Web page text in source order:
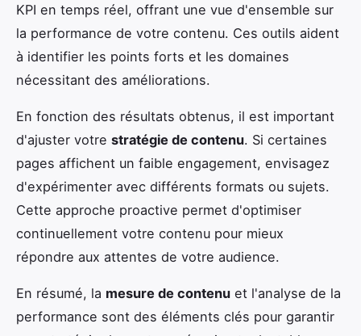
KPI en temps réel, offrant une vue d'ensemble sur
la performance de votre contenu. Ces outils aident
à identifier les points forts et les domaines
nécessitant des améliorations.
En fonction des résultats obtenus, il est important
d'ajuster votre stratégie de contenu. Si certaines
pages affichent un faible engagement, envisagez
d'expérimenter avec différents formats ou sujets.
Cette approche proactive permet d'optimiser
continuellement votre contenu pour mieux
répondre aux attentes de votre audience.
En résumé, la mesure de contenu et l'analyse de la
performance sont des éléments clés pour garantir